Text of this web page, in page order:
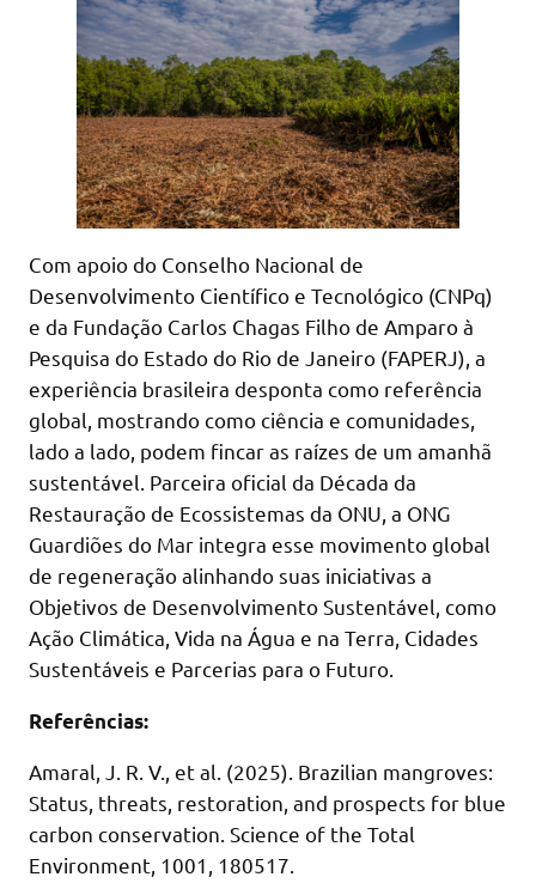
Com apoio do Conselho Nacional de
Desenvolvimento Científico e Tecnológico (CNPq)
e da Fundação Carlos Chagas Filho de Amparo à
Pesquisa do Estado do Rio de Janeiro (FAPERJ), a
experiência brasileira desponta como referência
global, mostrando como ciência e comunidades,
lado a lado, podem fincar as raízes de um amanhã
sustentável. Parceira oficial da Década da
Restauração de Ecossistemas da ONU, a ONG
Guardiões do Mar integra esse movimento global
de regeneração alinhando suas iniciativas a
Objetivos de Desenvolvimento Sustentável, como
Ação Climática, Vida na Água e na Terra, Cidades
Sustentáveis e Parcerias para o Futuro.
Referências:
Amaral, J. R. V., et al. (2025). Brazilian mangroves:
Status, threats, restoration, and prospects for blue
carbon conservation. Science of the Total
Environment, 1001, 180517.